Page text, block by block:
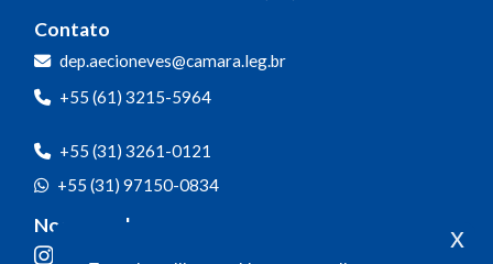
Contato
dep.aecioneves@camara.leg.br
+55 (61) 3215-5964
+55 (31) 3261-0121
+55 (31) 97150-0834
Nossas redes x